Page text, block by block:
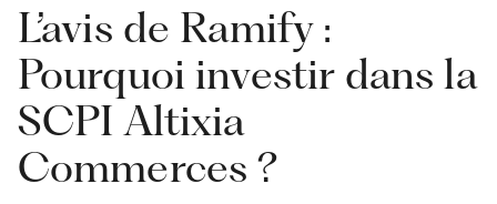
L’avis de Ramify :
Pourquoi investir dans la
SCPI Altixia
Commerces ?